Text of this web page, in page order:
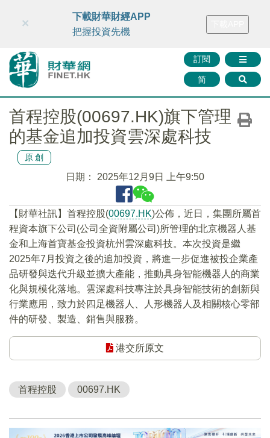
財華智庫網 FINTV FINMETA 財華證券 媒體矩陣
訂閱
简
×
下載財華財經APP
把握投資先機
首程控股(00697.HK)旗下管理
的基金追加投資雲深處科技
原創
日期： 2025年12月9日 上午9:50
【財華社訊】首程控股(00697.HK)公佈，近日，集團所屬首
程資本旗下公司(公司全資附屬公司)所管理的北京機器人基
金和上海首寶基金投資杭州雲深處科技。本次投資是繼
2025年7月投資之後的追加投資，將進一步促進被投企業產
品研發與迭代升級並擴大產能，推動具身智能機器人的商業
化與規模化落地。雲深處科技專注於具身智能技術的創新與
行業應用，致力於四足機器人、人形機器人及相關核心零部
件的研發、製造、銷售與服務。
港交所原文
首程控股 00697.HK